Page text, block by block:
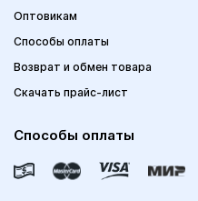
Оптовикам
Способы оплаты
Возврат и обмен товара
Скачать прайс-лист
Способы оплаты